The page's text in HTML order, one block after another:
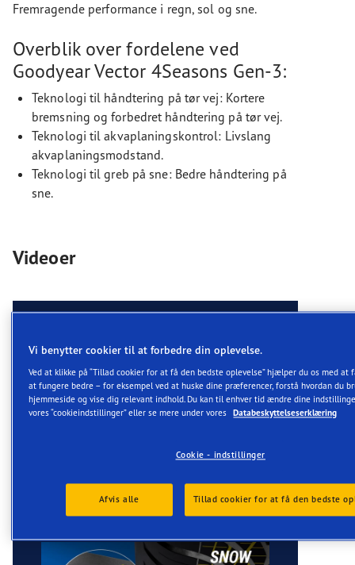
Fremragende performance i regn, sol og sne.
Overblik over fordelene ved
Goodyear Vector 4Seasons Gen-3:
Teknologi til håndtering på tør vej: Kortere
bremsning og forbedret håndtering på tør vej.
Teknologi til akvaplaningskontrol: Livslang
akvaplaningsmodstand.
Teknologi til greb på sne: Bedre håndtering på
sne.
Videoer
Vi benytter cookier til at forbedre din oplevelse.
Ved at klikke på “Tillad cookier for at få den bedste oplevelse” hjælper du os med at
at fungere bedre – for eksempel ved at huske dine præferencer, forstå hvordan du
hjemmeside og vise dig relevant indhold. Du kan til enhver tid ændre dine
vores “cookieindstillinger” eller se mere under vores
Databeskyttelseserklæring
Cookie - indstillinger
Afvis alle Tillad cookier for at få den bedste